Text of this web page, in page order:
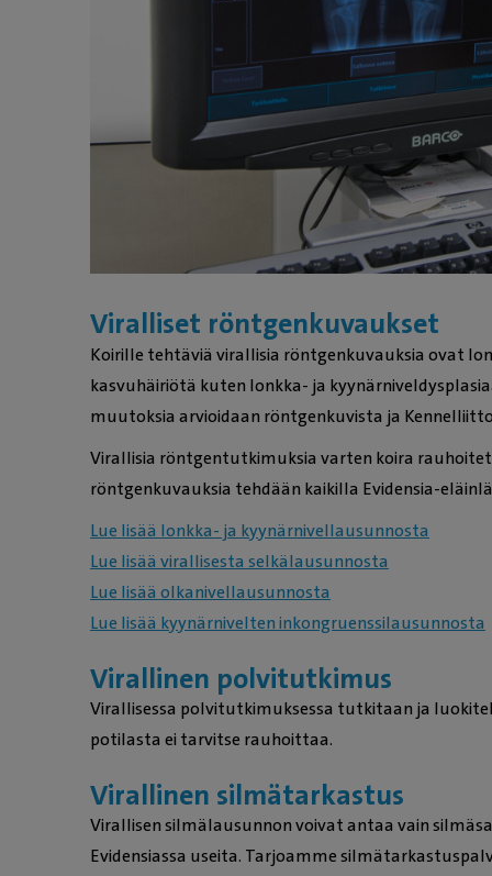
Viralliset röntgenkuvaukset
Koirille tehtäviä virallisia röntgenkuvauksia ovat
kasvuhäiriötä kuten lonkka- ja
muutoksia arvioidaan röntgenkuvista ja
Virallisia röntgentutkimuksia varten koira
röntgenkuvauksia tehdään kaikilla Evidensia-
Lue lisää lonkka- ja kyynärnivellausunnosta
Lue lisää virallisesta selkälausunnosta
Lue lisää olkanivellausunnosta
Lue lisää kyynärnivelten inkongruenssilausunnosta
Virallinen polvitutkimus
Virallisessa polvitutkimuksessa tutkitaan ja
potilasta ei tarvitse rauhoittaa.
Virallinen silmätarkastus
Virallisen silmälausunnon voivat antaa vain
Evidensiassa useita. Tarjoamme